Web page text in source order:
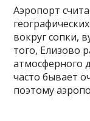
Аэропорт
вокруг сопки,
того, Елизово
атмосферного
часто бывает
поэтому